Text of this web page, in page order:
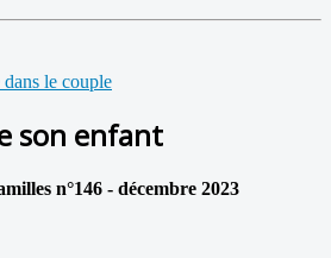
le couple
son enfant
n°146 - décembre 2023